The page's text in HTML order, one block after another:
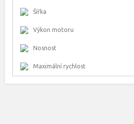
Šířka
Výkon motoru
Nosnost
Maximální rychlost